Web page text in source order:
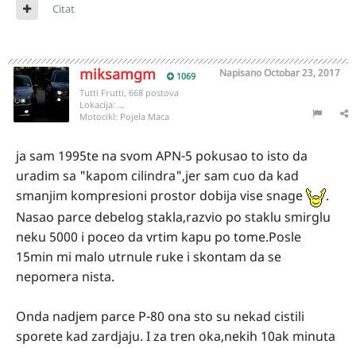
Citat
miksamgm 1069 NapisanoOctobar 23, 2017
Tutti Frutti, 668 postova
Lokacija: ...
Motocikl: Pojela Maca
ja sam 1995te na svom APN-5 pokusao to isto da
uradim sa "kapom cilindra",jer sam cuo da kad
smanjim kompresioni prostor dobija vise snage
.
Nasao parce debelog stakla,razvio po staklu smirglu
neku 5000 i poceo da vrtim kapu po tome.Posle
15min mi malo utrnule ruke i skontam da se
nepomera nista.
Onda nadjem parce P-80 ona sto su nekad cistili
sporete kad zardjaju. I za tren oka,nekih 10ak minuta